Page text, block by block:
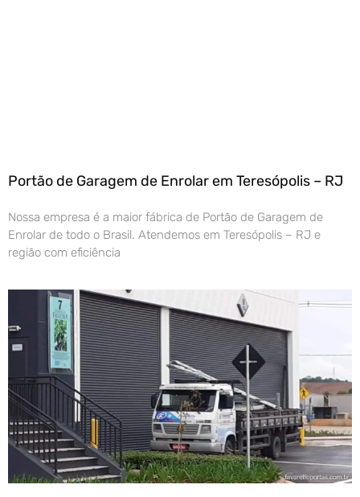
Portão de Garagem de Enrolar em Teresópolis – RJ
Nossa empresa é a maior fábrica de Portão de Garagem de
Enrolar de todo o Brasil. Atendemos em Teresópolis – RJ e
região com eficiência